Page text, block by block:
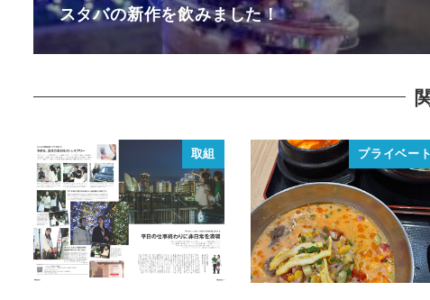
スタバの新作を飲みました！
取組 プライベート